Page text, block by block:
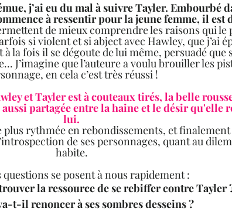
j’ai eu du mal à suivre Tayler. Embourbé
à ressentir pour la jeune femme, il est
de mieux comprendre les raisons qui le
si violent et si abject avec Hawley, que j’ai
à la fois il se dégoute de lui même, persuadé que
J’imagine que l’auteure a voulu brouiller les
en cela c’est très réussi !
et Tayler est à couteaux tirés, la belle
partagée entre la haine et le désir qu'elle
lui.
plus rythmée en rebondissements, et finalement
de ses personnages, quant au
habite.
questions se posent à nous rapidement :